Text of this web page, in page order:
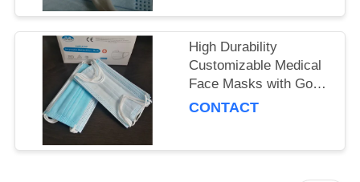
High Durability
Customizable Medical
Face Masks with Good
Breathability
CONTACT